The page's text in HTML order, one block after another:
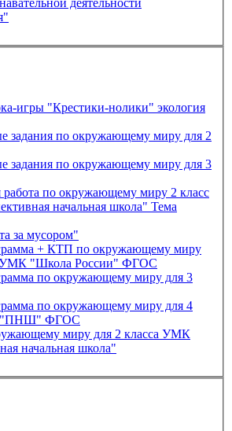
игры "Крестики-нолики" экология
задания по окружающему миру для 2
задания по окружающему миру для 3
работа по окружающему миру 2 класс
начальная школа" Тема
за мусором"
+ КТП по окружающему миру
УМК "Школа России" ФГОС
по окружающему миру для 3
по окружающему миру для 4
"ПНШ" ФГОС
миру для 2 класса УМК
начальная школа"